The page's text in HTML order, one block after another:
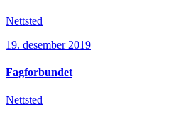
Nettsted
19. desember 2019
Fagforbundet
Nettsted